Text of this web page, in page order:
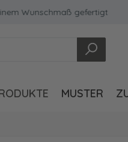
gefertigt
MUSTER